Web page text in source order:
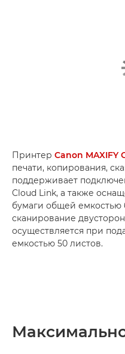
Принтер Canon MAXIFY
печати, копирования,
поддерживает
Cloud Link, а также
бумаги общей емкостью
сканирование
осуществляется при
емкостью 50 листов.